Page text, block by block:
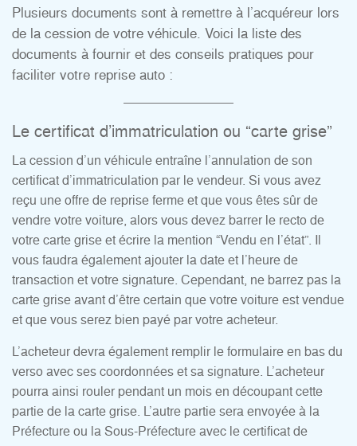
Plusieurs documents sont à remettre à l’acquéreur lors
de la cession de votre véhicule. Voici la liste des
documents à fournir et des conseils pratiques pour
faciliter votre reprise auto :
Le certificat d’immatriculation ou “carte grise”
La cession d’un véhicule entraîne l’annulation de son
certificat d’immatriculation par le vendeur. Si vous avez
reçu une offre de reprise ferme et que vous êtes sûr de
vendre votre voiture, alors vous devez barrer le recto de
votre carte grise et écrire la mention “Vendu en l’état”. Il
vous faudra également ajouter la date et l’heure de
transaction et votre signature. Cependant, ne barrez pas la
carte grise avant d’être certain que votre voiture est vendue
et que vous serez bien payé par votre acheteur.
L’acheteur devra également remplir le formulaire en bas du
verso avec ses coordonnées et sa signature. L’acheteur
pourra ainsi rouler pendant un mois en découpant cette
partie de la carte grise. L’autre partie sera envoyée à la
Préfecture ou la Sous-Préfecture avec le certificat de